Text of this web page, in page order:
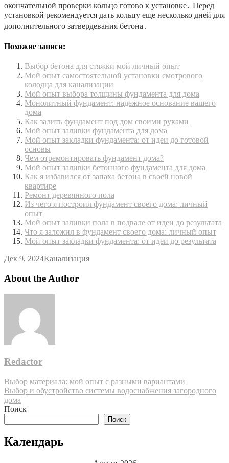
окончательной проверки кольцо готово к установке․ Перед
установкой рекомендуется дать кольцу еще несколько дней для
дополнительного затвердевания бетона․
Похожие записи:
Выбор бетона для стяжки мой личный опыт
Мой опыт самостоятельной установки смотрового
колодца для канализации
Мой опыт выбора толщины фундамента для дома
Монолитный фундамент: надежное основание вашего
дома
Как залить фундамент под дом своими руками
Мой опыт заливки фундамента для дома
Мой опыт закладки фундамента: от идеи до готовой
основы
Чем отремонтировать фундамент дома?
Мой опыт заливки бетонного фундамента для дома
Как я избавился от запаха бетона в своей новой
квартире
Ремонт деревянного пола
Из чего я построил фундамент своего дома: личный
опыт
Мой опыт заливки пола в подвале от идеи до результата
Что я заложил в фундамент своего дома: личный опыт
Мой опыт закладки фундамента: от идеи до результата
Дек 9, 2024Канализация
About the Author
Redactor
Навигация
по
записям
Выбор материала: мой опыт с разными вариантами
Выбор и обустройство системы водоснабжения загородного
дома
Поиск
Поиск
Календарь